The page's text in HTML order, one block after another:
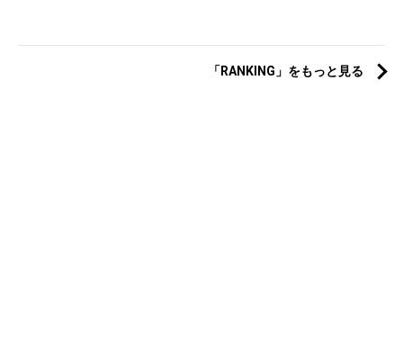
「RANKING」をもっと見る